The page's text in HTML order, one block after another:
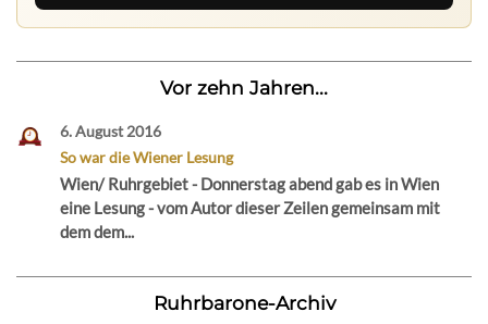
Vor zehn Jahren...
6. August 2016
So war die Wiener Lesung
Wien/ Ruhrgebiet - Donnerstag abend gab es in Wien
eine Lesung - vom Autor dieser Zeilen gemeinsam mit
dem dem...
Ruhrbarone-Archiv